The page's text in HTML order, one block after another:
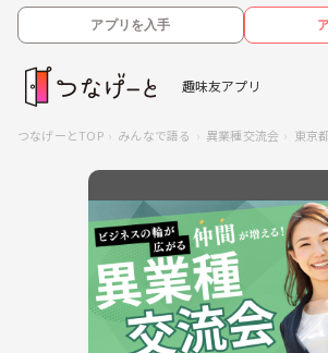
アプリを入手
趣味友アプリ
つなげーとTOP みんなで語る 異業種交流会 東京